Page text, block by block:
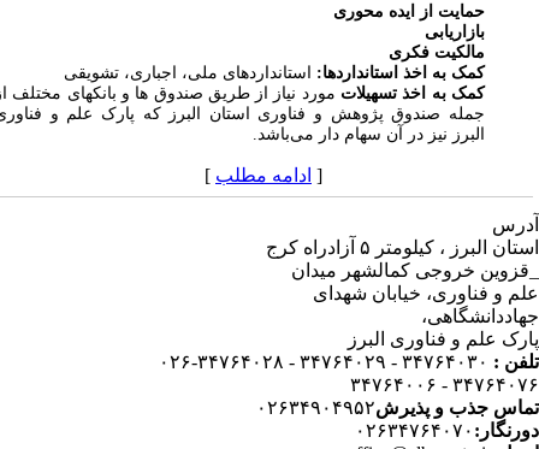
حمایت از ایده محوری
بازاریابی
مالکیت فکری
کمک به اخذ استانداردها:استانداردهای ملی، اجباری، تشویقی
کمک به اخذ تسهیلاتمورد نیاز از طریق صندوق ها و بانکهای مختلف از
جمله صندوق پژوهش و فناوری استان البرز که پارک علم و فناوری
البرز نیز در آن سهام دار می‌باشد.
ادامه مطلب]
استان البرز ، کیلومتر ۵ آزادراه کرج
خروجی کمالشهر میدان
و فناوری، خیابان شهدای
علم و فناوری البرز
:
- ۳۴۷۶۴۰۰۶
جذب و پذیرش۰۲۶۳۴۹۰۴۹۵۲
۰۲۶۳۴۷۶۴۰۷۰